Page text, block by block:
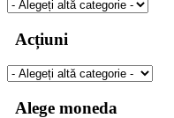
Acțiuni
Alege moneda